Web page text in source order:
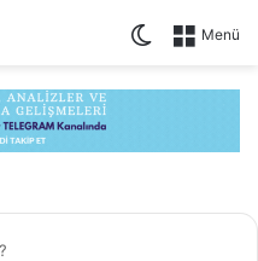
Menü
Dış